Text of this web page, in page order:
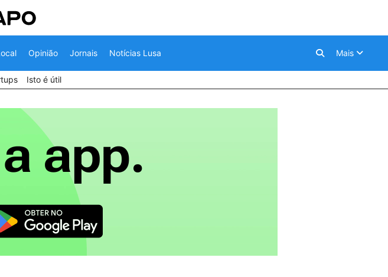
Opinião Jornais Notícias Lusa Mais
Isto é útil